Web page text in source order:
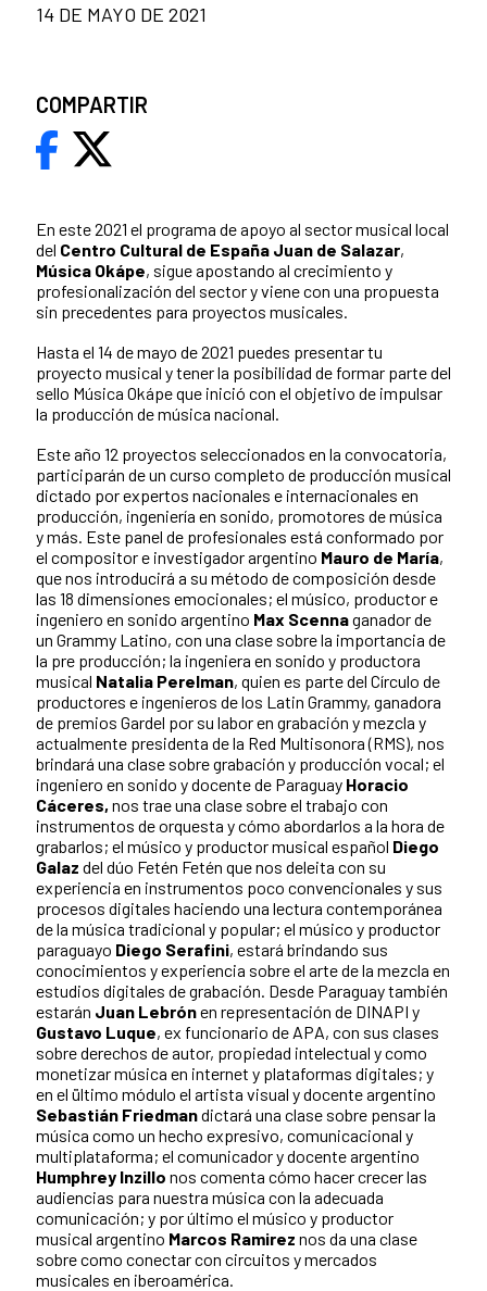
En este 2021 el programa de apoyo al sector musical local
del Centro Cultural de España Juan de Salazar,
Música Okápe, sigue apostando al crecimiento y
profesionalización del sector y viene con una propuesta
sin precedentes para proyectos musicales.
Hasta el 14 de mayo de 2021 puedes presentar tu
proyecto musical y tener la posibilidad de formar parte del
sello Música Okápe que inició con el objetivo de impulsar
la producción de música nacional.
Este año 12 proyectos seleccionados en la convocatoria,
participarán de un curso completo de producción musical
dictado por expertos nacionales e internacionales en
producción, ingeniería en sonido, promotores de música
y más. Este panel de profesionales está conformado por
el compositor e investigador argentino Mauro de María,
que nos introducirá a su método de composición desde
las 18 dimensiones emocionales; el músico, productor e
ingeniero en sonido argentino Max Scennaganador de
un Grammy Latino, con una clase sobre la importancia de
la pre producción; la ingeniera en sonido y productora
musical Natalia Perelman, quien es parte del Círculo de
productores e ingenieros de los Latin Grammy, ganadora
de premios Gardel por su labor en grabación y mezcla y
actualmente presidenta de la Red Multisonora (RMS), nos
brindará una clase sobre grabación y producción vocal; el
ingeniero en sonido y docente de Paraguay Horacio
Cáceres, nos trae una clase sobre el trabajo con
instrumentos de orquesta y cómo abordarlos a la hora de
grabarlos; el músico y productor musical español Diego
Galaz del dúo Fetén Fetén que nos deleita con su
experiencia en instrumentos poco convencionales y sus
procesos digitales haciendo una lectura contemporánea
de la música tradicional y popular; el músico y productor
paraguayo Diego Serafini, estará brindando sus
conocimientos y experiencia sobre el arte de la mezcla en
estudios digitales de grabación. Desde Paraguay también
estarán Juan Lebrónen representación de DINAPI y
Gustavo Luque, ex funcionario de APA, con sus clases
sobre derechos de autor, propiedad intelectual y como
monetizar música en internet y plataformas digitales; y
en el ültimo módulo el artista visual y docente argentino
Sebastián Friedmandictará una clase sobre pensar la
música como un hecho expresivo, comunicacional y
multiplataforma; el comunicador y docente argentino
Humphrey Inzillo nos comenta cómo hacer crecer las
audiencias para nuestra música con la adecuada
comunicación; y por último el músico y productor
musical argentino Marcos Ramirez nos da una clase
sobre como conectar con circuitos y mercados
musicales en iberoamérica.
14 DE MAYO DE 2021
COMPARTIR